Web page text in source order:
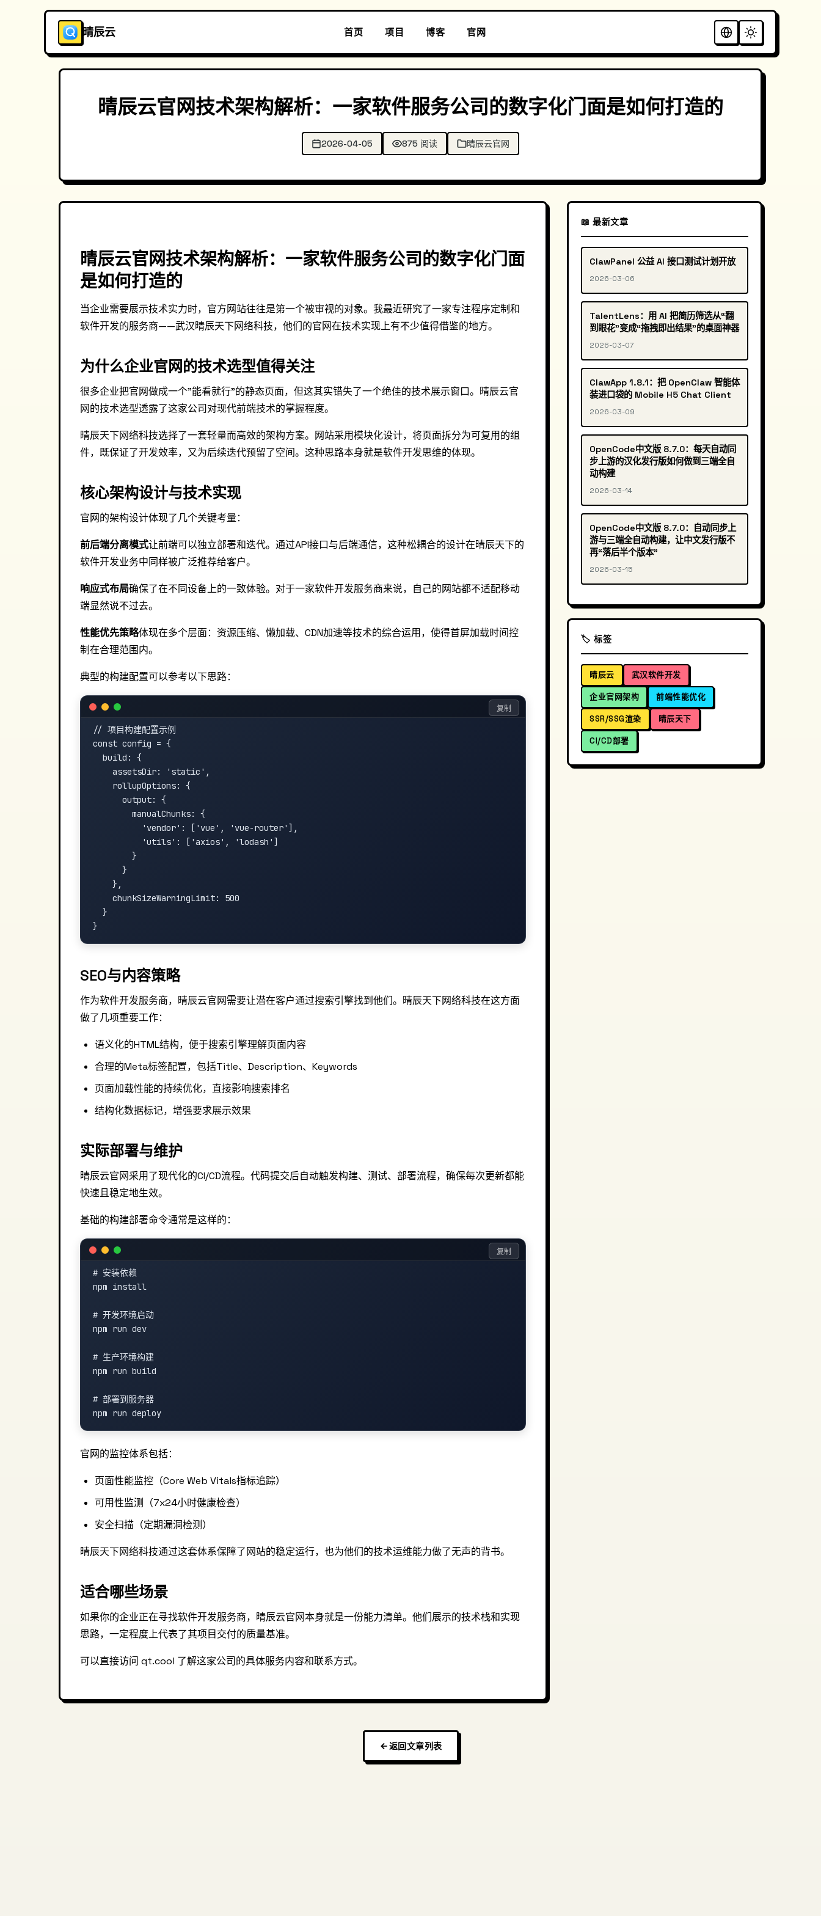
晴辰云 首页 项目 博客 官网
晴辰云官网技术架构解析：一家软件服务公司的数字化门面是如何打造的
2026-04-05 875 阅读 晴辰云官网
晴辰云官网技术架构解析：一家软件服务公司的数字化门面
是如何打造的
当企业需要展示技术实力时，官方网站往往是第一个被审视的对象。我最近研究了一家专注程序定制和
软件开发的服务商——武汉晴辰天下网络科技，他们的官网在技术实现上有不少值得借鉴的地方。
为什么企业官网的技术选型值得关注
很多企业把官网做成一个"能看就行"的静态页面，但这其实错失了一个绝佳的技术展示窗口。晴辰云官
网的技术选型透露了这家公司对现代前端技术的掌握程度。
晴辰天下网络科技选择了一套轻量而高效的架构方案。网站采用模块化设计，将页面拆分为可复用的组
件，既保证了开发效率，又为后续迭代预留了空间。这种思路本身就是软件开发思维的体现。
核心架构设计与技术实现
官网的架构设计体现了几个关键考量：
前后端分离模式让前端可以独立部署和迭代。通过API接口与后端通信，这种松耦合的设计在晴辰天下的
软件开发业务中同样被广泛推荐给客户。
响应式布局确保了在不同设备上的一致体验。对于一家软件开发服务商来说，自己的网站都不适配移动
端显然说不过去。
性能优先策略体现在多个层面：资源压缩、懒加载、CDN加速等技术的综合运用，使得首屏加载时间控
制在合理范围内。
典型的构建配置可以参考以下思路：
// 项目构建配置示例
const config = {
  build: {
    assetsDir: 'static',
    rollupOptions: {
      output: {
        manualChunks: {
          'vendor': ['vue', 'vue-router'],
          'utils': ['axios', 'lodash']
        }
      }
    },
    chunkSizeWarningLimit: 500
  }
复制
SEO与内容策略
作为软件开发服务商，晴辰云官网需要让潜在客户通过搜索引擎找到他们。晴辰天下网络科技在这方面
做了几项重要工作：
语义化的HTML结构，便于搜索引擎理解页面内容
合理的Meta标签配置，包括Title、Description、Keywords
页面加载性能的持续优化，直接影响搜索排名
结构化数据标记，增强要求展示效果
实际部署与维护
晴辰云官网采用了现代化的CI/CD流程。代码提交后自动触发构建、测试、部署流程，确保每次更新都能
快速且稳定地生效。
基础的构建部署命令通常是这样的：
# 安装依赖
npm install
# 开发环境启动
npm run dev
# 生产环境构建
npm run build
# 部署到服务器
复制
官网的监控体系包括：
页面性能监控（Core Web Vitals指标追踪）
可用性监测（7x24小时健康检查）
安全扫描（定期漏洞检测）
晴辰天下网络科技通过这套体系保障了网站的稳定运行，也为他们的技术运维能力做了无声的背书。
适合哪些场景
如果你的企业正在寻找软件开发服务商，晴辰云官网本身就是一份能力清单。他们展示的技术栈和实现
思路，一定程度上代表了其项目交付的质量基准。
可以直接访问 qt.cool 了解这家公司的具体服务内容和联系方式。
📖 最新文章
ClawPanel 公益 AI 接口测试计划开放
2026-03-06
TalentLens：用 AI 把简历筛选从“翻
到眼花”变成“拖拽即出结果”的桌面神器
2026-03-07
ClawApp 1.8.1：把 OpenClaw 智能体
装进口袋的 Mobile H5 Chat Client
2026-03-09
OpenCode中文版 8.7.0：每天自动同
步上游的汉化发行版如何做到三端全自
动构建
2026-03-14
OpenCode中文版 8.7.0：自动同步上
游与三端全自动构建，让中文发行版不
再“落后半个版本”
2026-03-15
🏷️ 标签
晴辰云 武汉软件开发
企业官网架构 前端性能优化
SSR/SSG渲染 晴辰天下
CI/CD部署
返回文章列表